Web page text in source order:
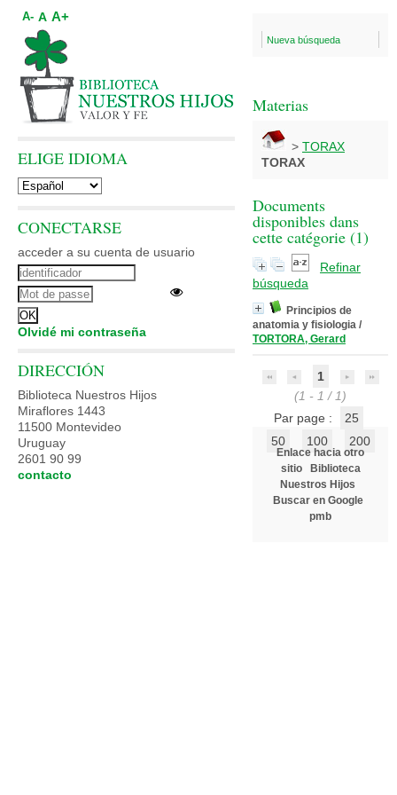
Nueva búsqueda
Materias
> TORAX
TORAX
Documents
disponibles dans
cette catégorie (1)
Refinar
búsqueda
Principios de
anatomia y fisiologia /
TORTORA, Gerard
1
(1 - 1 / 1)
Par page :
25
50
100 200
Enlace hacia otro
sitio
Biblioteca
Nuestros Hijos
Buscar en Google
pmb
A- A A+
ELIGE IDIOMA
CONECTARSE
acceder a su cuenta de usuario
Olvidé mi contraseña
DIRECCIÓN
Biblioteca Nuestros Hijos
Miraflores 1443
11500 Montevideo
Uruguay
2601 90 99
contacto